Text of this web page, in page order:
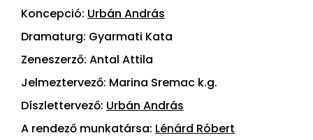
Koncepció: Urbán András
Dramaturg: Gyarmati Kata
Zeneszerző: Antal Attila
Jelmeztervező: Marina Sremac k.g.
Díszlettervező: Urbán András
A rendező munkatársa: Lénárd Róbert